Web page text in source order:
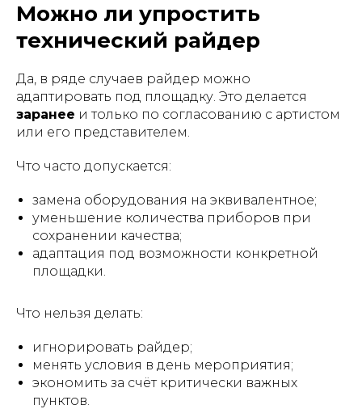
Можно ли упростить
технический райдер
Да, в ряде случаев райдер можно
адаптировать под площадку. Это делается
заранее и только по согласованию с артистом
или его представителем.
Что часто допускается:
замена оборудования на эквивалентное;
уменьшение количества приборов при
сохранении качества;
адаптация под возможности конкретной
площадки.
Что нельзя делать:
игнорировать райдер;
менять условия в день мероприятия;
экономить за счёт критически важных
пунктов.